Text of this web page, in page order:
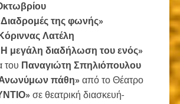
της φωνής»
Λατέλη
μεγάλη διαδήλωση του ενός»
του Παναγιώτη Σπηλιόπουλου
πάθη»από το Θέατρο
σε θεατρική διασκευή-